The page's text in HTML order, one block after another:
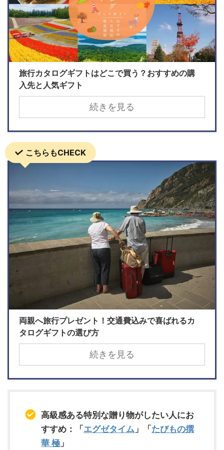
旅行カタログギフトはどこで買う？おすすめの購
入先と人気ギフト
続きを見る
こちらもCHECK
両親へ旅行プレゼント！交通費込みで喜ばれるカ
タログギフトの選び方
続きを見る
高級感ある特別な贈り物がしたい人にお
すすめ：「 エグゼタイム 」「 たびもの撰
華 極 」